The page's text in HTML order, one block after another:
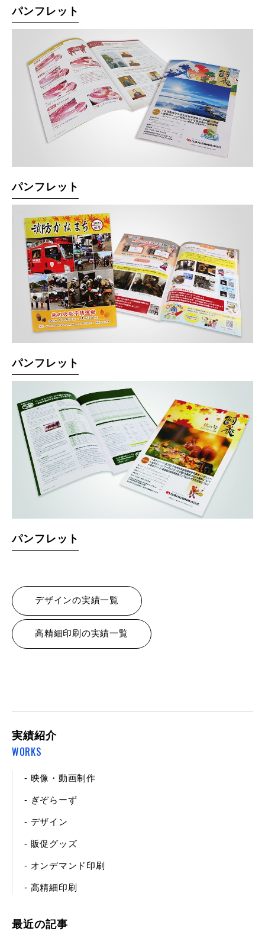
パンフレット
パンフレット
パンフレット
パンフレット
デザインの実績一覧
高精細印刷の実績一覧
実績紹介
WORKS
- 映像・動画制作
- ぎぞらーず
- デザイン
- 販促グッズ
- オンデマンド印刷
- 高精細印刷
最近の記事